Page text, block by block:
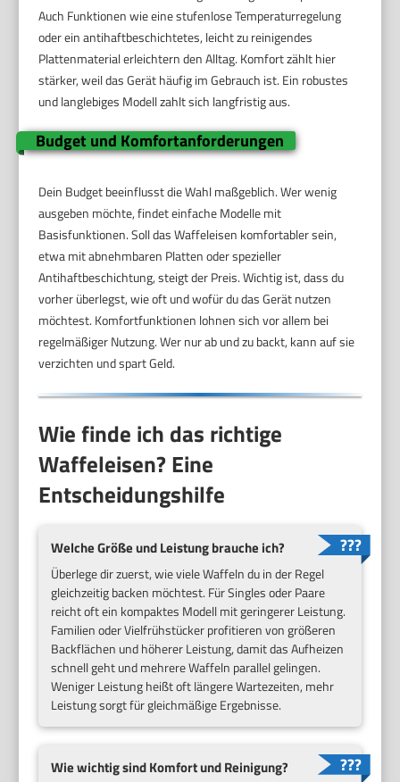
Auch Funktionen wie eine stufenlose Temperaturregelung
oder ein antihaftbeschichtetes, leicht zu reinigendes
Plattenmaterial erleichtern den Alltag. Komfort zählt hier
stärker, weil das Gerät häufig im Gebrauch ist. Ein robustes
und langlebiges Modell zahlt sich langfristig aus.
Budget und Komfortanforderungen
Dein Budget beeinflusst die Wahl maßgeblich. Wer wenig
ausgeben möchte, findet einfache Modelle mit
Basisfunktionen. Soll das Waffeleisen komfortabler sein,
etwa mit abnehmbaren Platten oder spezieller
Antihaftbeschichtung, steigt der Preis. Wichtig ist, dass du
vorher überlegst, wie oft und wofür du das Gerät nutzen
möchtest. Komfortfunktionen lohnen sich vor allem bei
regelmäßiger Nutzung. Wer nur ab und zu backt, kann auf sie
verzichten und spart Geld.
Wie finde ich das richtige
Waffeleisen? Eine
Entscheidungshilfe
Welche Größe und Leistung brauche ich?
Überlege dir zuerst, wie viele Waffeln du in der Regel
gleichzeitig backen möchtest. Für Singles oder Paare
reicht oft ein kompaktes Modell mit geringerer Leistung.
Familien oder Vielfrühstücker profitieren von größeren
Backflächen und höherer Leistung, damit das Aufheizen
schnell geht und mehrere Waffeln parallel gelingen.
Weniger Leistung heißt oft längere Wartezeiten, mehr
Leistung sorgt für gleichmäßige Ergebnisse.
Wie wichtig sind Komfort und Reinigung?